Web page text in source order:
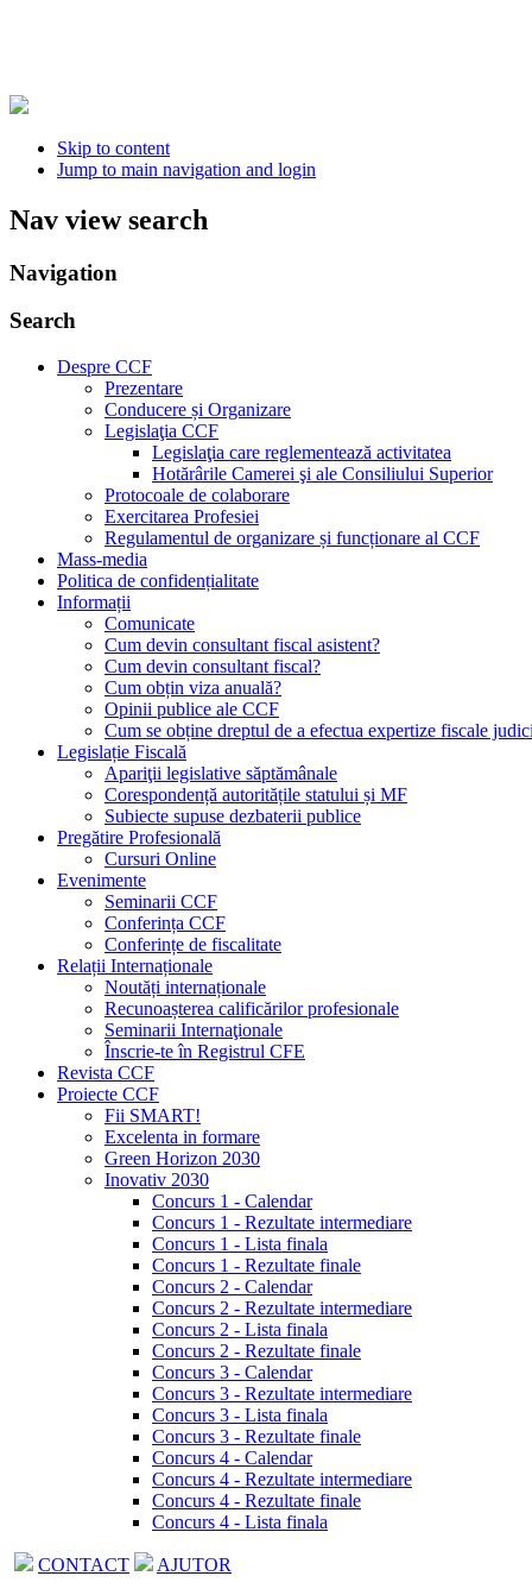
Skip to content
Jump to main navigation and login
Nav view search
Navigation
Search
Despre CCF
Prezentare
Conducere și Organizare
Legislaţia CCF
Legislaţia care reglementează activitatea
Hotărârile Camerei şi ale Consiliului Superior
Protocoale de colaborare
Exercitarea Profesiei
Regulamentul de organizare și funcționare al CCF
Mass-media
Politica de confidențialitate
Informații
Comunicate
Cum devin consultant fiscal asistent?
Cum devin consultant fiscal?
Cum obțin viza anuală?
Opinii publice ale CCF
Cum se obține dreptul de a efectua expertize fiscale
Legislație Fiscală
Apariţii legislative săptămânale
Corespondență autoritățile statului și MF
Subiecte supuse dezbaterii publice
Pregătire Profesională
Cursuri Online
Evenimente
Seminarii CCF
Conferința CCF
Conferințe de fiscalitate
Relații Internaționale
Noutăți internaționale
Recunoașterea calificărilor profesionale
Seminarii Internaţionale
Înscrie-te în Registrul CFE
Revista CCF
Proiecte CCF
Fii SMART!
Excelenta in formare
Green Horizon 2030
Inovativ 2030
Concurs 1 - Calendar
Concurs 1 - Rezultate intermediare
Concurs 1 - Lista finala
Concurs 1 - Rezultate finale
Concurs 2 - Calendar
Concurs 2 - Rezultate intermediare
Concurs 2 - Lista finala
Concurs 2 - Rezultate finale
Concurs 3 - Calendar
Concurs 3 - Rezultate intermediare
Concurs 3 - Lista finala
Concurs 3 - Rezultate finale
Concurs 4 - Calendar
Concurs 4 - Rezultate intermediare
Concurs 4 - Rezultate finale
Concurs 4 - Lista finala
CONTACT AJUTOR